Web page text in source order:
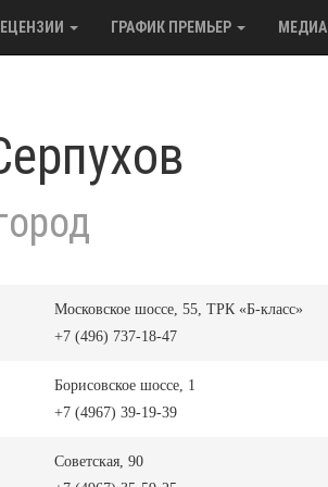
ГРАФИК ПРЕМЬЕР МЕДИА
Московское шоссе, 55, ТРК «Б-класс»
+7 (496) 737-18-47
Борисовское шоссе, 1
+7 (4967) 39-19-39
Советская, 90